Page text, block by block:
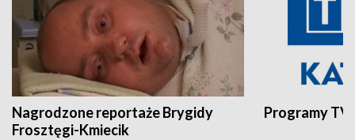
Nagrodzone reportaże Brygidy
Frosztęgi-Kmiecik
Programy